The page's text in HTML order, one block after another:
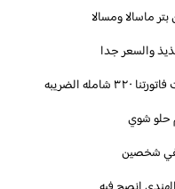
ماسالا ومسالا
والسعر جدا
الضريبه
حلو شوي